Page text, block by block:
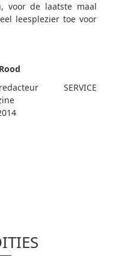
voor de laatste maal
leesplezier toe voor
SERVICE